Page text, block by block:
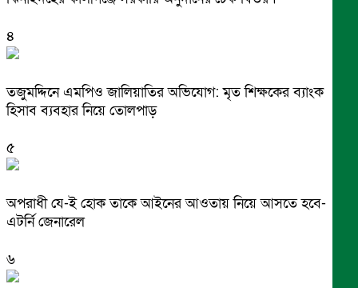
৪
তজুমদ্দিনে এমপিও জালিয়াতির অভিযোগ: মৃত শিক্ষকের ব্যাংক
হিসাব ব্যবহার নিয়ে তোলপাড়
৫
অপরাধী যে-ই হোক তাকে আইনের আওতায় নিয়ে আসতে হবে-
এটর্নি জেনারেল
৬